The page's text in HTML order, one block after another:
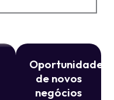
Oportunidade
de novos
negócios